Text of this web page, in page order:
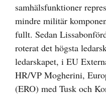
samhälsfunktioner
mindre militär
fullt. Sedan
roterat det högsta
ledarskapet, i EU
HR/VP Mogherini,
(ERO) med Tusk och